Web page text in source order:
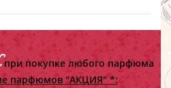
при покупке любого парфюма
парфюмов "АКЦИЯ" *: